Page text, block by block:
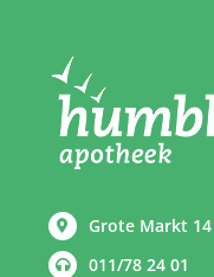
Grote Markt
011/78 24 01